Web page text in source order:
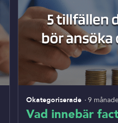
Okategoriserade 9
Vad innebär